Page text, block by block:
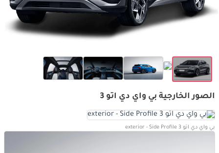
الصور الخارجية بي واي دي اتو 3
بي واي دي اتو 3 exterior - Side Profile